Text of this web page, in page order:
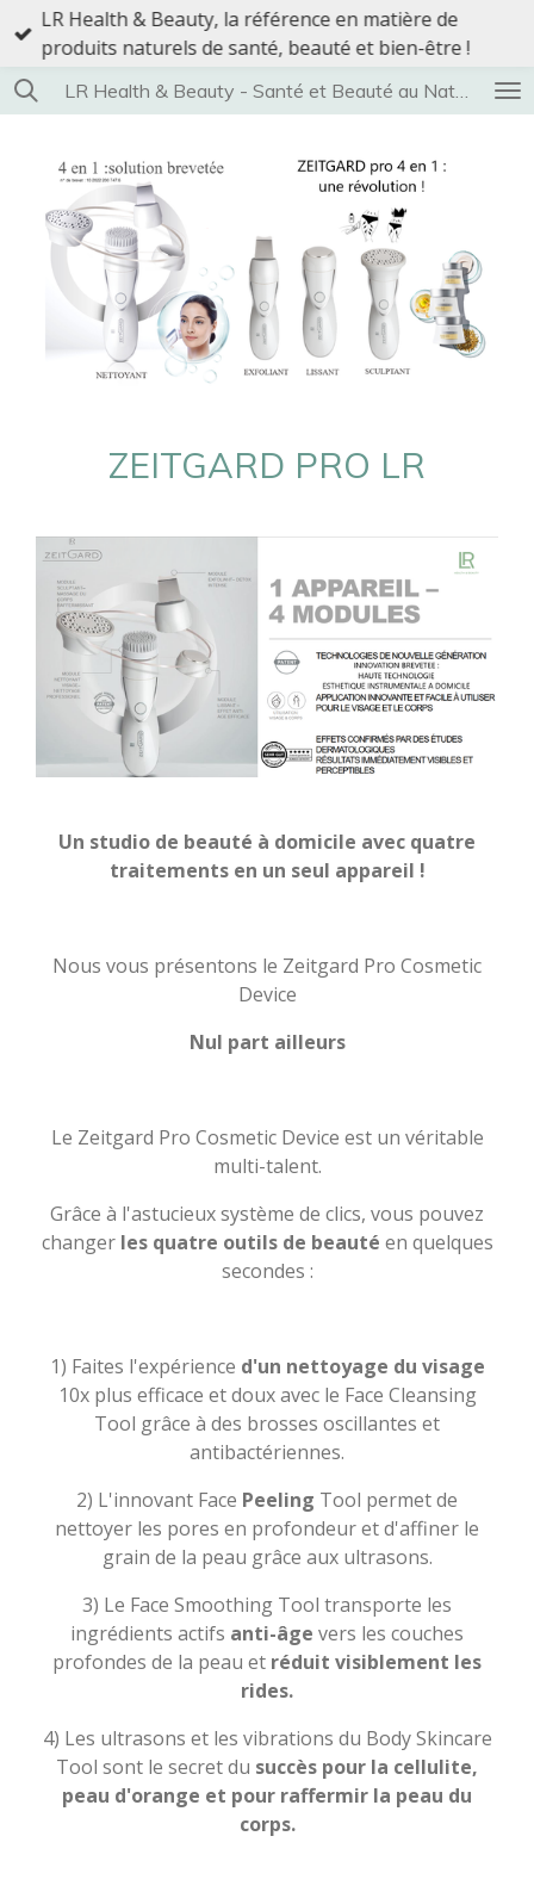
Passer
contenu
principal
LR Health & Beauty - Santé et Beauté au Naturel
LR Health & Beauty, la référence en matière de
produits naturels de santé, beauté et bien-être !
ZEITGARD PRO LR
Un studio de beauté à domicile avec quatre
traitements en un seul appareil !
Nous vous présentons le Zeitgard Pro Cosmetic
Device
Nul part ailleurs
Le Zeitgard Pro Cosmetic Device est un véritable
multi-talent.
Grâce à l'astucieux système de clics, vous pouvez
changer les quatre outils de beauté en quelques
secondes :
1) Faites l'expérience d'un nettoyage du visage
10x plus efficace et doux avec le Face Cleansing
Tool grâce à des brosses oscillantes et
antibactériennes.
2) L'innovant Face Peeling Tool permet de
nettoyer les pores en profondeur et d'affiner le
grain de la peau grâce aux ultrasons.
3) Le Face Smoothing Tool transporte les
ingrédients actifs anti-âge vers les couches
profondes de la peau et réduit visiblement les
rides.
4) Les ultrasons et les vibrations du Body Skincare
Tool sont le secret du succès pour la cellulite,
peau d'orange et pour raffermir la peau du
corps.